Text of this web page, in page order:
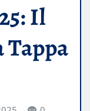
Il
Tappa